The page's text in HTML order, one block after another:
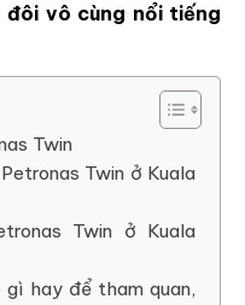
vô cùng nổi tiếng
Twin
Twin ở Kuala
Twin ở Kuala
hay để tham quan,